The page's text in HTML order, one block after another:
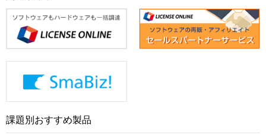
課題別おすすめ製品